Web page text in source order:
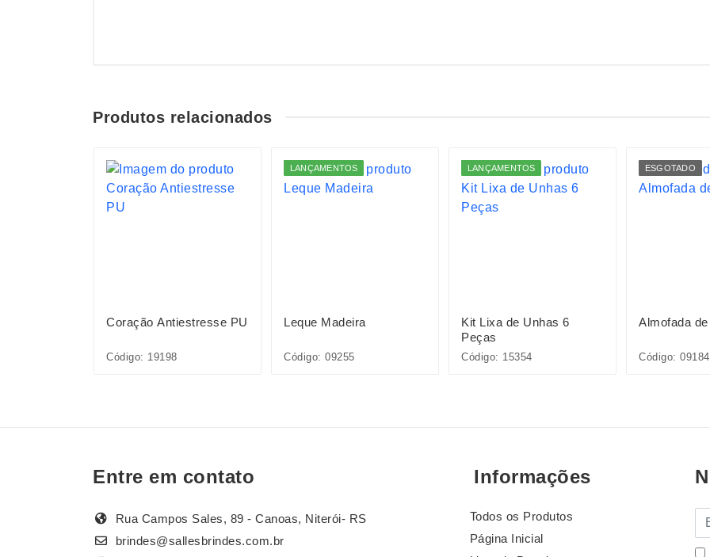
Produtos relacionados
Coração Antiestresse PU
Código: 19198
LANÇAMENTOS
Leque Madeira
Código: 09255
LANÇAMENTOS
Kit Lixa de Unhas 6
Peças
Código: 15354
ESGOTADO
Almofada
Código: 09184
Entre em contato
Rua Campos Sales, 89 - Canoas, Niterói- RS
brindes@sallesbrindes.com.br
Informações
Todos os Produtos
Página Inicial